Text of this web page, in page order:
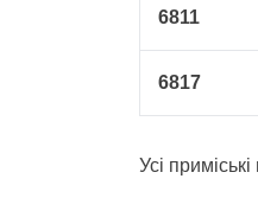
6811
6817
Усі